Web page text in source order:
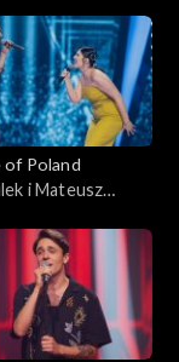
Bitwy, 11
2025
of Poland
i Mateusz
Bitwy, 11
2025